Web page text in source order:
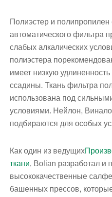
Полиэстер и
автоматического фильтра
слабых алкалических
полиэстера
имеет низкую
ссадины. Ткань фильтра
использована под
условиями. Нейлон,
подбираются для особых
Как один из ведущих
ткани, Bolian разработал и
высококачественные
башенных прессов,